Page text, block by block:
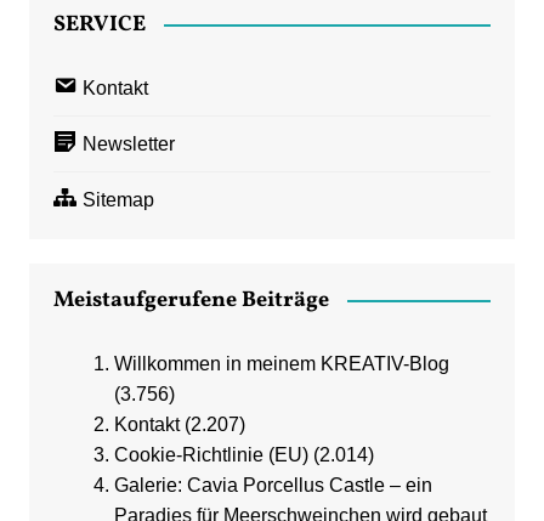
SERVICE
Kontakt
Newsletter
Sitemap
Meistaufgerufene Beiträge
Willkommen in meinem KREATIV-Blog
(3.756)
Kontakt (2.207)
Cookie-Richtlinie (EU) (2.014)
Galerie: Cavia Porcellus Castle – ein
Paradies für Meerschweinchen wird gebaut